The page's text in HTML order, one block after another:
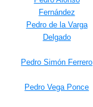
Fernández
Pedro de la Varga
Delgado
Pedro Simón Ferrero
Pedro Vega Ponce